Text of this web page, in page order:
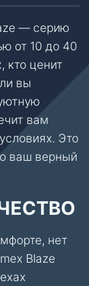
— серию
от 10 до 40
кто ценит
вы
вам
Это
ваш верный
нет
Blaze